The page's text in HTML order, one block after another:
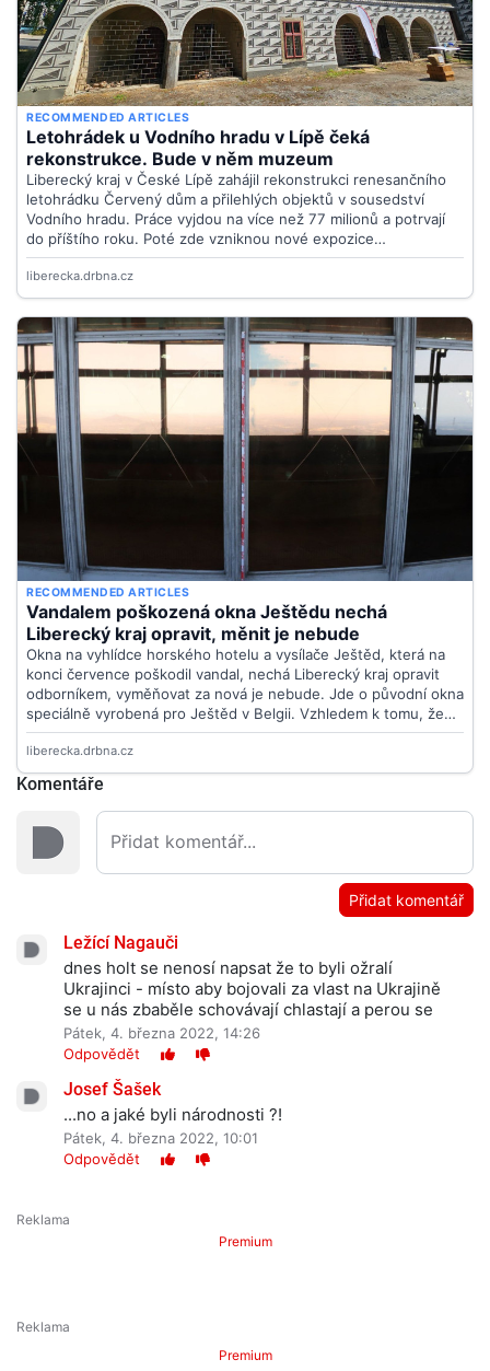
Komentáře
Přidat komentář
Ležící Nagauči
dnes holt se nenosí napsat že to byli ožralí
Ukrajinci - místo aby bojovali za vlast na Ukrajině
se u nás zbaběle schovávají chlastají a perou se
Pátek, 4. března 2022, 14:26
Odpovědět
Josef Šašek
...no a jaké byli národnosti ?!
Pátek, 4. března 2022, 10:01
Odpovědět
Premium
Premium